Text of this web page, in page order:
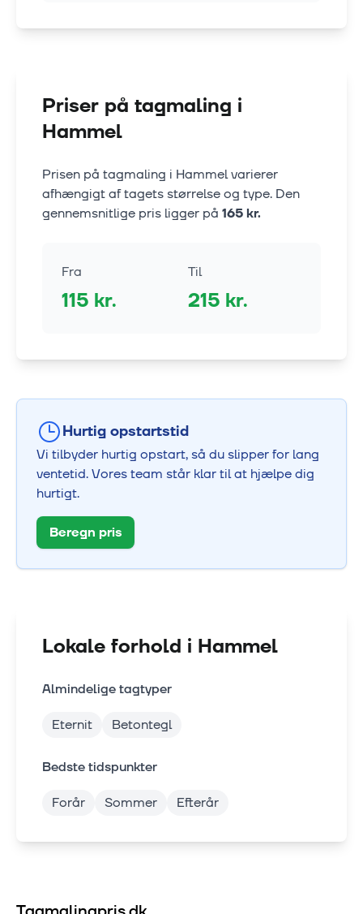
Priser på tagmaling i
Hammel
Prisen på tagmaling i Hammelvarierer
afhængigt af tagets størrelse og type. Den
gennemsnitlige pris ligger på 165kr.
Fra
115 kr.
Til
215 kr.
Hurtig opstartstid
Vi tilbyder hurtig opstart, så du slipper for lang
ventetid. Vores team står klar til at hjælpe dig
hurtigt.
Beregn pris
Lokale forhold i Hammel
Almindelige tagtyper
Eternit
Betontegl
Bedste tidspunkter
Forår
Sommer Efterår